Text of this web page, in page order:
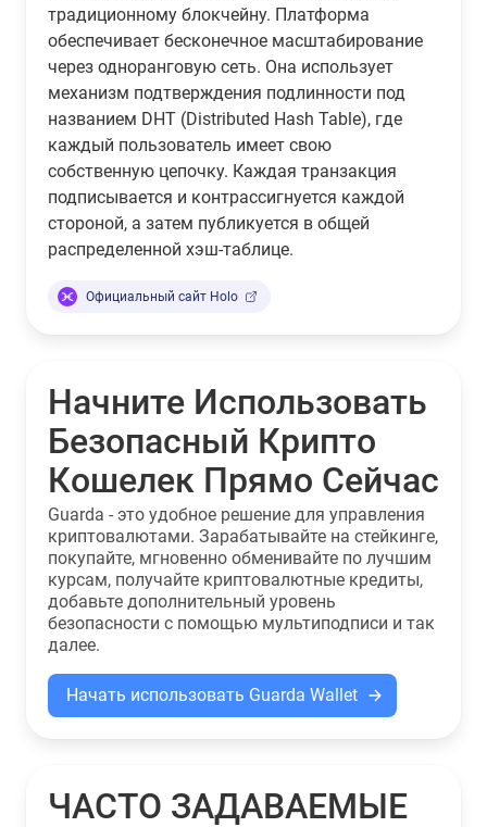
традиционному блокчейну. Платформа
обеспечивает бесконечное масштабирование
через одноранговую сеть. Она использует
механизм подтверждения подлинности под
названием DHT (Distributed Hash Table), где
каждый пользователь имеет свою
собственную цепочку. Каждая транзакция
подписывается и контрассигнуется каждой
стороной, а затем публикуется в общей
распределенной хэш-таблице.
Официальный сайт Holo
Начните Использовать
Безопасный Крипто
Кошелек Прямо Сейчас
Guarda - это удобное решение для управления
криптовалютами. Зарабатывайте на стейкинге,
покупайте, мгновенно обменивайте по лучшим
курсам, получайте криптовалютные кредиты,
добавьте дополнительный уровень
безопасности с помощью мультиподписи и так
далее.
Начать использовать Guarda Wallet
ЧАСТО ЗАДАВАЕМЫЕ